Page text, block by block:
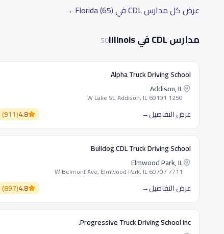
عرض كل مدارس CDL في Florida (65) →
مدارس CDL في Illinois 50
Alpha Truck Driving School
Addison, IL
1250 W Lake St, Addison, IL 60101
عرض التفاصيل→
4.8
(
911
)
Bulldog CDL Truck Driving School
Elmwood Park, IL
7711 W Belmont Ave, Elmwood Park, IL 60707
عرض التفاصيل→
4.8
(
897
)
Progressive Truck Driving School Inc.